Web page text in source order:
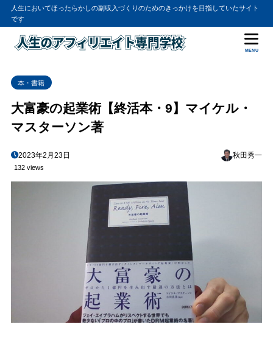
人生においてほったらかしの副収入づくりのためのきっかけを目指していたサイト
です
MENU
本・書籍
大富豪の起業術【終活本・9】マイケル・
マスターソン著
2023年2月23日 秋田秀一
132 views